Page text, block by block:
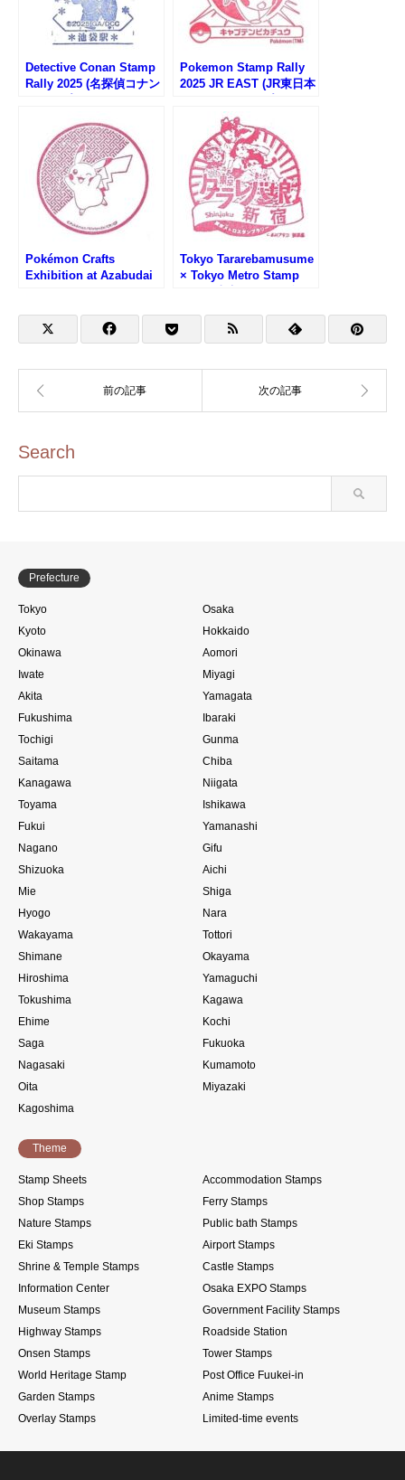
Detective Conan Stamp
Rally 2025 (名探偵コナン
Pokemon Stamp Rally
2025 JR EAST (JR東日本
Pokémon Crafts
Exhibition at Azabudai
のスタンプラリー)
Tokyo Tararebamusume
× Tokyo Metro Stamp
Search
Prefecture
Tokyo
Osaka
Kyoto
Hokkaido
Okinawa
Aomori
Iwate
Miyagi
Akita
Yamagata
Fukushima
Ibaraki
Tochigi
Gunma
Saitama
Chiba
Kanagawa
Niigata
Toyama
Ishikawa
Fukui
Yamanashi
Nagano
Gifu
Shizuoka
Aichi
Mie
Shiga
Hyogo
Nara
Wakayama
Tottori
Shimane
Okayama
Hiroshima
Yamaguchi
Tokushima
Kagawa
Ehime
Kochi
Saga
Fukuoka
Nagasaki
Kumamoto
Oita
Miyazaki
Kagoshima
Theme
Stamp Sheets
Accommodation Stamps
Shop Stamps
Ferry Stamps
Nature Stamps
Public bath Stamps
Eki Stamps
Airport Stamps
Shrine & Temple Stamps
Castle Stamps
Information Center
Osaka EXPO Stamps
Museum Stamps
Government Facility Stamps
Highway Stamps
Roadside Station
Onsen Stamps
Tower Stamps
World Heritage Stamp
Post Office Fuukei-in
Garden Stamps
Anime Stamps
Overlay Stamps
Limited-time events